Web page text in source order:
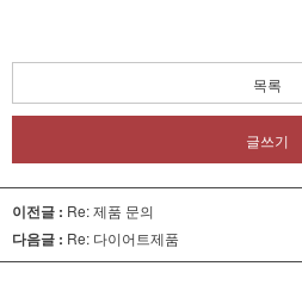
목록
글쓰기
이전글 : Re: 제품 문의
다음글 : Re: 다이어트제품